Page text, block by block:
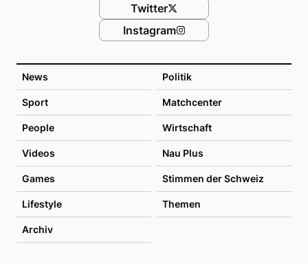
News Politik
Sport Matchcenter
People Wirtschaft
Videos Nau Plus
Games Stimmen der Schweiz
Lifestyle Themen
Archiv
Twitter
Instagram